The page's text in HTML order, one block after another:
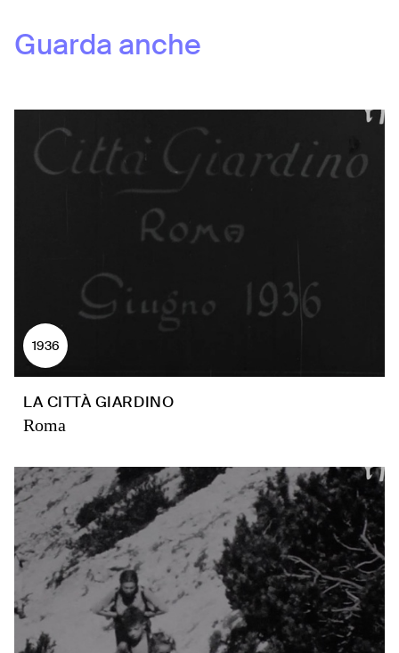
Guarda anche
1936
LA CITTÀ GIARDINO
Roma